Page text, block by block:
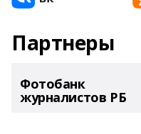
Партнеры
Фотобанк
журналистов РБ